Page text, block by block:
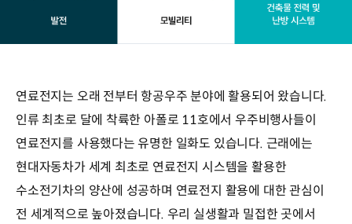
연료전지는 오래 전부터 항공우주 분야에 활용되어 왔습니다.
인류 최초로 달에 착륙한 아폴로 11호에서 우주비행사들이
연료전지를 사용했다는 유명한 일화도 있습니다. 근래에는
현대자동차가 세계 최초로 연료전지 시스템을 활용한
수소전기차의 양산에 성공하며 연료전지 활용에 대한 관심이
전 세계적으로 높아졌습니다. 우리 실생활과 밀접한 곳에서